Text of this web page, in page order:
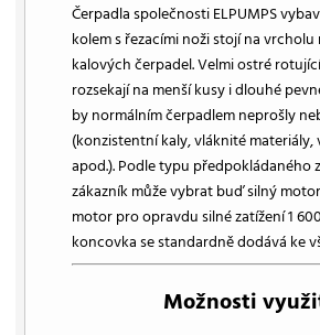
Čerpadla společnosti ELPUMPS
kolem s řezacími noži stojí na
kalových čerpadel. Velmi ostré
rozsekají na menší kusy i dlouhé
by normálním čerpadlem neprošly
(konzistentní kaly, vláknité
apod.). Podle typu předpokládaného
zákazník může vybrat buď silný
motor pro opravdu silné zatížení 1
koncovka se standardně dodává ke
Možnosti